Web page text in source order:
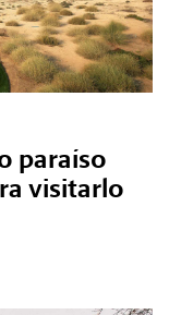
paraíso
visitarlo